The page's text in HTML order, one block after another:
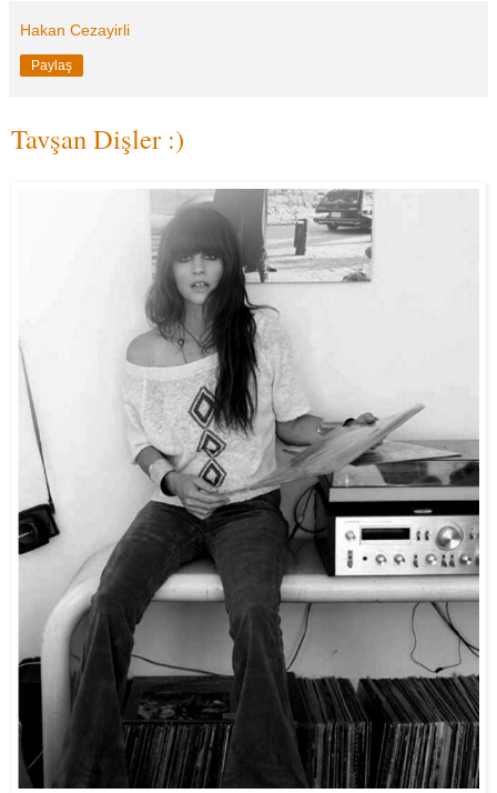
Hakan Cezayirli
Paylaş
Tavşan Dişler :)